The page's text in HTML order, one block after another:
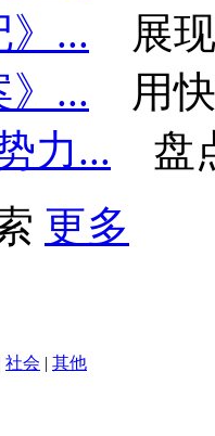
》...
展
》...
用
力...
盘
更多
社会 | 其他